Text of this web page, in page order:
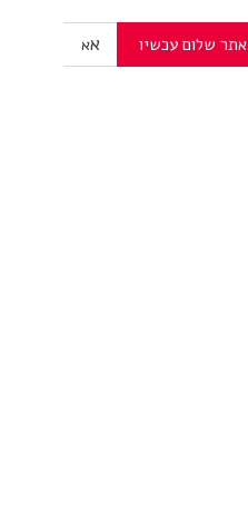
אא אתר שלום עכשיו